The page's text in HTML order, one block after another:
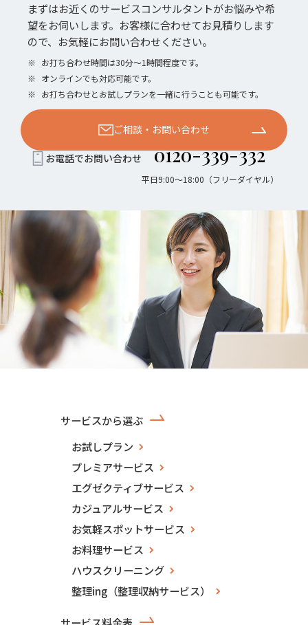
まずはお近くのサービスコンサルタントがお悩みや希
望をお伺いします。お客様に合わせてお見積りします
ので、お気軽にお問い合わせください。
※ お打ち合わせ時間は30分〜1時間程度です。
※ オンラインでも対応可能です。
※ お打ち合わせとお試しプランを一緒に行うことも可能です。
ご相談・お問い合わせ
お電話でお問い合わせ 0120-339-332
平日9:00〜18:00（フリーダイヤル）
サービスから選ぶ
お試しプラン
プレミアサービス
エグゼクティブサービス
カジュアルサービス
お気軽スポットサービス
お料理サービス
ハウスクリーニング
整理ing（整理収納サービス）